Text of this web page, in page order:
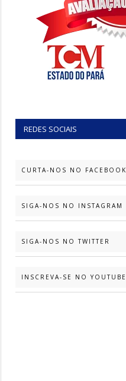
REDES SOCIAIS
CURTA-NOS NO FACEBOOK
SIGA-NOS NO INSTAGRAM
SIGA-NOS NO TWITTER
INSCREVA-SE NO YOUTUBE